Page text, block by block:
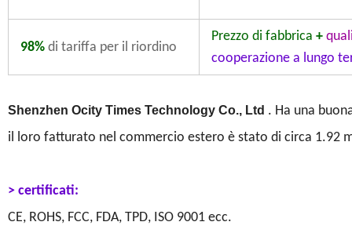
98%di tariffa per il riordino
Prezzo di fabbrica +
cooperazione a lungo
Shenzhen Ocity Times Technology Co., Ltd . Ha una
il loro fatturato nel commercio estero è stato di circa 1.92
> certificati:
CE, ROHS, FCC, FDA, TPD, ISO 9001 ecc.